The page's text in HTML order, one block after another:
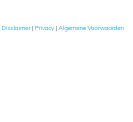
Disclaimer| Privacy | Algemene Voorwaarden